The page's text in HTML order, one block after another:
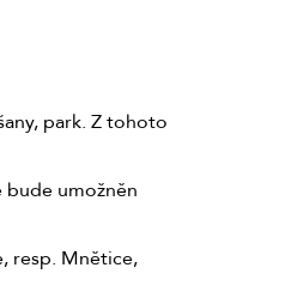
park. Z tohoto
bude umožněn
resp. Mnětice,